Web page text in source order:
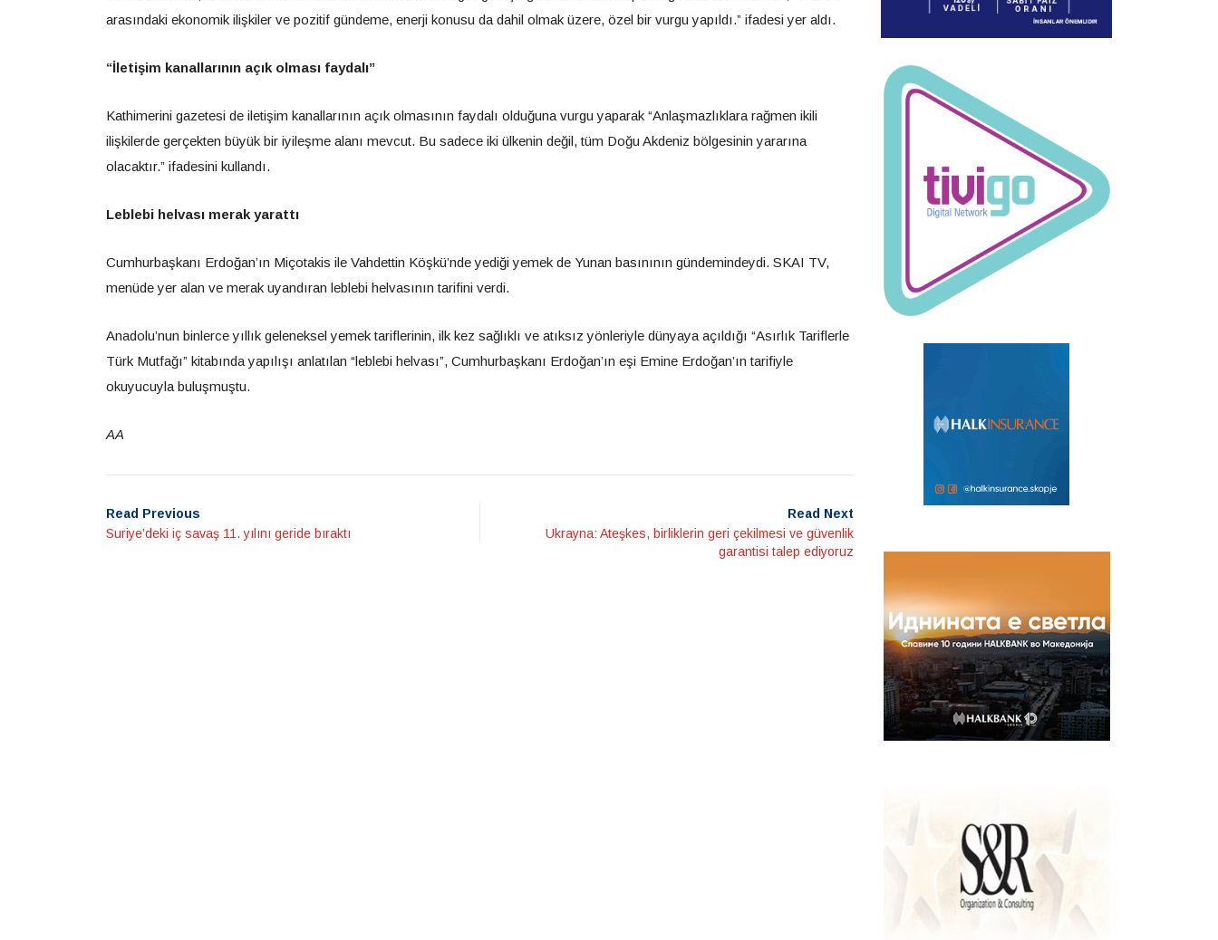
arasındaki ekonomik ilişkiler ve pozitif gündeme, enerji konusu da dahil olmak üzere, özel bir vurgu yapıldı.” ifadesi yer aldı.
“İletişim kanallarının açık olması faydalı”
Kathimerini gazetesi de iletişim kanallarının açık olmasının faydalı olduğuna vurgu yaparak “Anlaşmazlıklara rağmen ikili
ilişkilerde gerçekten büyük bir iyileşme alanı mevcut. Bu sadece iki ülkenin değil, tüm Doğu Akdeniz bölgesinin yararına
olacaktır.” ifadesini kullandı.
Leblebi helvası merak yarattı
Cumhurbaşkanı Erdoğan’ın Miçotakis ile Vahdettin Köşkü’nde yediği yemek de Yunan basınının gündemindeydi. SKAI TV,
menüde yer alan ve merak uyandıran leblebi helvasının tarifini verdi.
Anadolu’nun binlerce yıllık geleneksel yemek tariflerinin, ilk kez sağlıklı ve atıksız yönleriyle dünyaya açıldığı “Asırlık Tariflerle
Türk Mutfağı” kitabında yapılışı anlatılan “leblebi helvası”, Cumhurbaşkanı Erdoğan’ın eşi Emine Erdoğan’ın tarifiyle
okuyucuyla buluşmuştu.
AA
Read Previous
Suriye’deki iç savaş 11. yılını geride bıraktı
Read Next
Ukrayna: Ateşkes, birliklerin geri çekilmesi ve güvenlik
garantisi talep ediyoruz